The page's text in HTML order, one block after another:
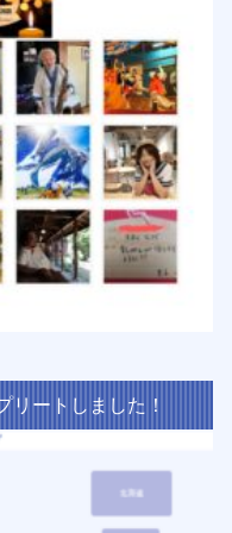
リートしました！